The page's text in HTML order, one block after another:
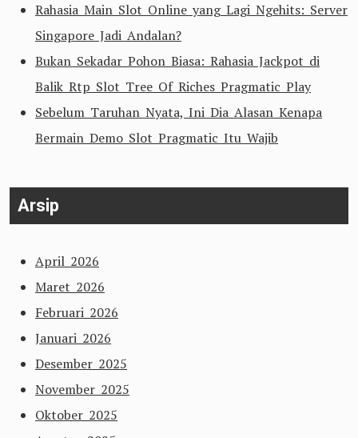
Rahasia Main Slot Online yang Lagi Ngehits: Server
Singapore Jadi Andalan?
Bukan Sekadar Pohon Biasa: Rahasia Jackpot di
Balik Rtp Slot Tree Of Riches Pragmatic Play
Sebelum Taruhan Nyata, Ini Dia Alasan Kenapa
Bermain Demo Slot Pragmatic Itu Wajib
Arsip
April 2026
Maret 2026
Februari 2026
Januari 2026
Desember 2025
November 2025
Oktober 2025